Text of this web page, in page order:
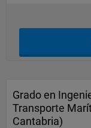
Grado en
Transporte
Cantabria)